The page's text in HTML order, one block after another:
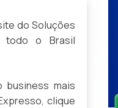
do Soluções
todo o Brasil
business mais
clique